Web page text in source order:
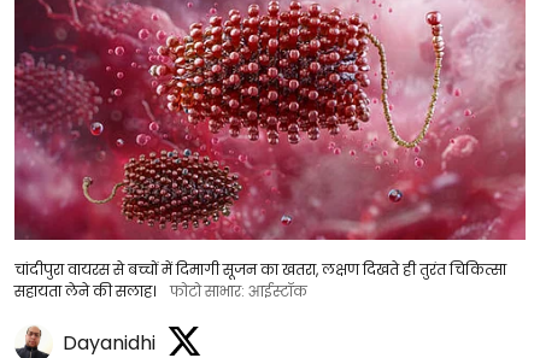
चांदीपुरा वायरस से बच्चों में दिमागी सूजन का खतरा, लक्षण दिखते ही तुरंत चिकित्सा
सहायता लेने की सलाह।
फोटो साभार: आईस्टॉक
Dayanidhi